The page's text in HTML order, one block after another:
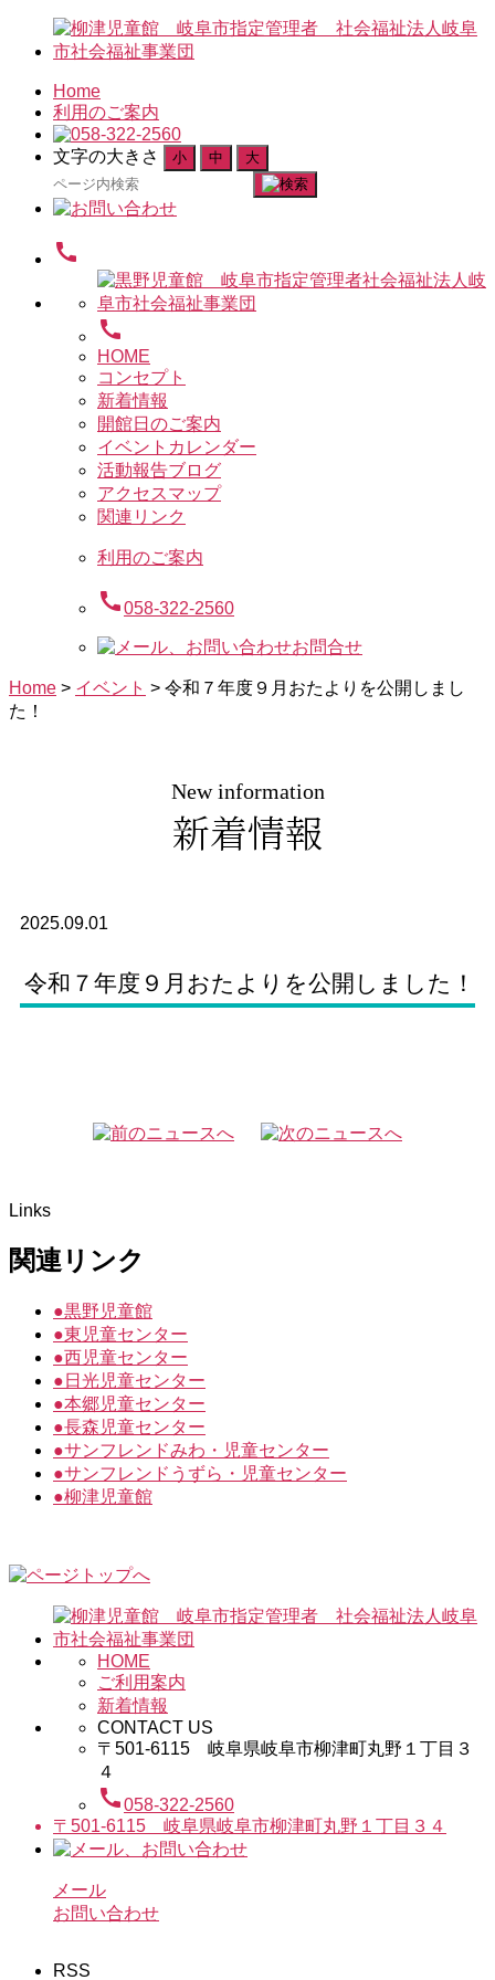
Home
利用のご案内
文字の大きさ 小 中 大
検
索
象:
call
call
HOME
コンセプト
新着情報
開館日のご案内
イベントカレンダー
活動報告ブログ
アクセスマップ
関連リンク
利用のご案内
call058-322-2560
お問合せ
Home > イベント > 令和７年度９月おたよりを公開しまし
た！
New information
新着情報
2025.09.01
令和７年度９月おたよりを公開しました！
Links
関連リンク
●黒野児童館
●東児童センター
●西児童センター
● 日光児童センター
●本郷児童センター
●長森児童センター
●サンフレンドみわ・児童センター
●サンフレンドうずら・児童センター
●柳津児童館
HOME
ご利用案内
新着情報
CONTACT US
〒501-6115 岐阜県岐阜市柳津町丸野１丁目３
４
call058-322-2560
〒501-6115 岐阜県岐阜市柳津町丸野１丁目３４
メール
お問い合わせ
RSS